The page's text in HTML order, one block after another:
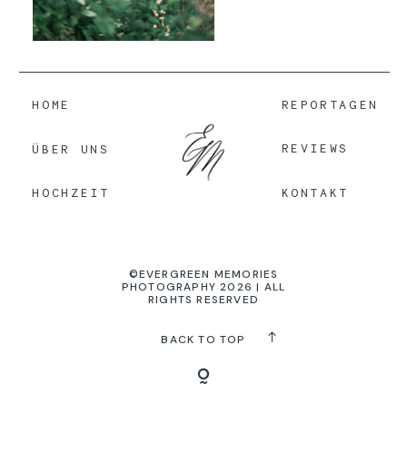
HOME
ÜBER UNS
HOCHZEIT
REPORTAGEN
REVIEWS
KONTAKT
©EVERGREEN MEMORIES
PHOTOGRAPHY 2026 | ALL
RIGHTS RESERVED
BACK TO TOP